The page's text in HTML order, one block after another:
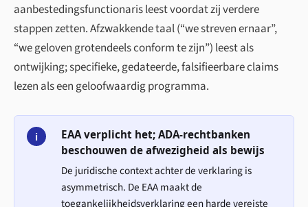
aanbestedingsfunctionaris leest voordat zij verdere
stappen zetten. Afzwakkende taal (“we streven ernaar”,
“we geloven grotendeels conform te zijn”) leest als
ontwijking; specifieke, gedateerde, falsifieerbare claims
lezen als een geloofwaardig programma.
i
EAA verplicht het; ADA-rechtbanken
beschouwen de afwezigheid als bewijs
De juridische context achter de verklaring is
asymmetrisch. De EAA maakt de
toegankelijkheids­verklaring een harde vereiste